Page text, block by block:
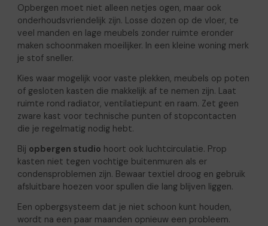
Opbergen moet niet alleen netjes ogen, maar ook
onderhoudsvriendelijk zijn. Losse dozen op de vloer, te
veel manden en lage meubels zonder ruimte eronder
maken schoonmaken moeilijker. In een kleine woning merk
je stof sneller.
Kies waar mogelijk voor vaste plekken, meubels op poten
of gesloten kasten die makkelijk af te nemen zijn. Laat
ruimte rond radiator, ventilatiepunt en raam. Zet geen
zware kast voor technische punten of stopcontacten
die je regelmatig nodig hebt.
Bij opbergen studio hoort ook luchtcirculatie. Prop
kasten niet tegen vochtige buitenmuren als er
condensproblemen zijn. Bewaar textiel droog en gebruik
afsluitbare hoezen voor spullen die lang blijven liggen.
Een opbergsysteem dat je niet schoon kunt houden,
wordt na een paar maanden opnieuw een probleem.